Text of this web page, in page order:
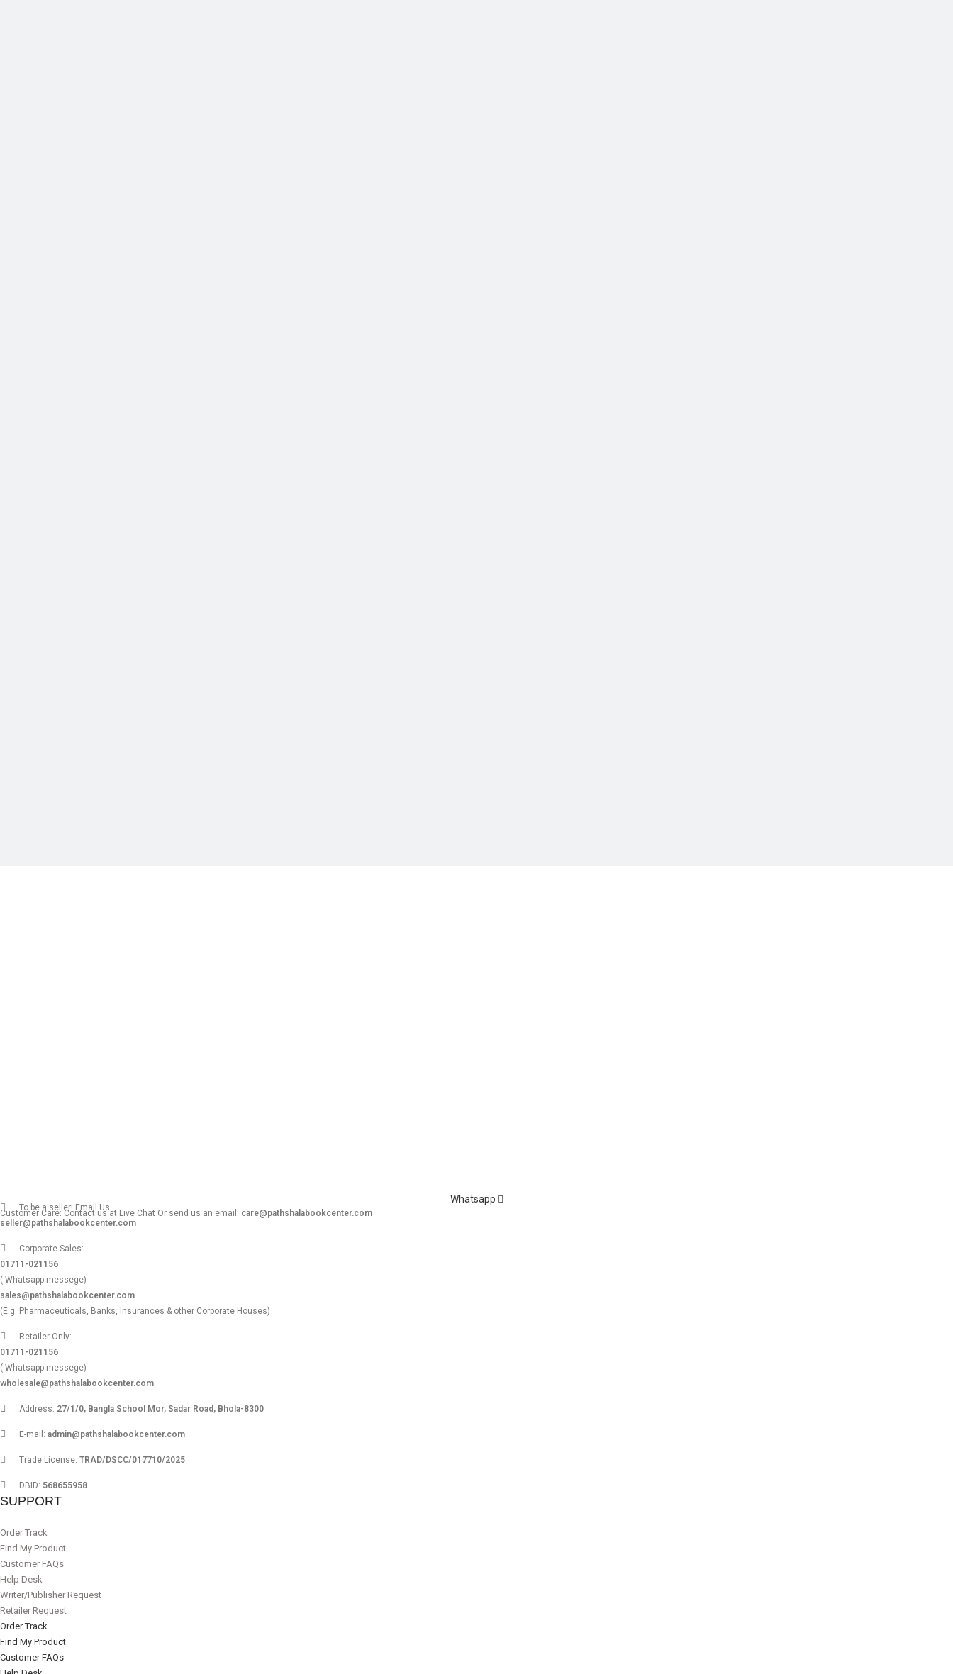
Whatsapp
Customer Care: Contact us at Live Chat Or send us an email: care@pathshalabookcenter.com
To be a seller! Email Us
seller@pathshalabookcenter.com
Corporate Sales:
01711-021156
( Whatsapp messege)
sales@pathshalabookcenter.com
(E.g. Pharmaceuticals, Banks, Insurances & other Corporate Houses)
Retailer Only:
01711-021156
( Whatsapp messege)
wholesale@pathshalabookcenter.com
Address: 27/1/0, Bangla School Mor, Sadar Road, Bhola-8300
E-mail: admin@pathshalabookcenter.com
Trade License: TRAD/DSCC/017710/2025
DBID: 568655958
SUPPORT
Order Track
Find My Product
Customer FAQs
Help Desk
Writer/Publisher Request
Retailer Request
Order Track
Find My Product
Customer FAQs